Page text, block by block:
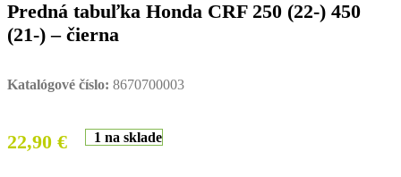
Predná tabuľka Honda CRF 250 (22-) 450
(21-) – čierna
Katalógové číslo: 8670700003
22,90 € 1 na sklade